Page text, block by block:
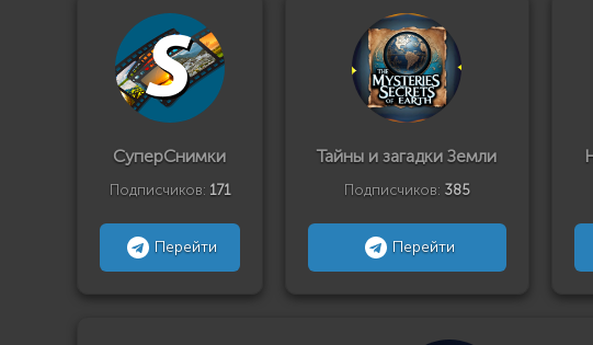
СуперСнимки
Подписчиков: 171
Перейти
Тайны и загадки Земли
Подписчиков: 385
Перейти